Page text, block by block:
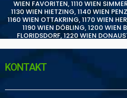
WIEN FAVORITEN,1110 WIEN
1130 WIEN HIETZING,1140 WIEN
1160 WIEN OTTAKRING,1170 WIEN
1190 WIEN DÖBLING,1200 WIEN
FLORIDSDORF,1220 WIEN
KONTAKT